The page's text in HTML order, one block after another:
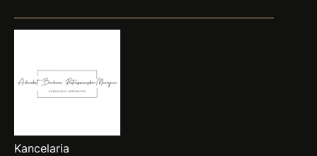
Kancelaria